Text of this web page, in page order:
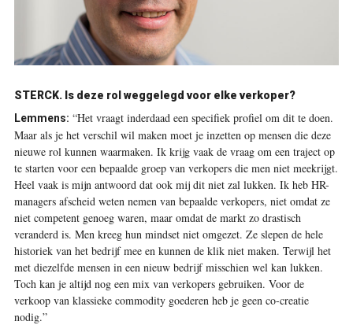
STERCK. Is deze rol weggelegd voor elke verkoper?
Lemmens: “Het vraagt inderdaad een specifiek profiel om dit te doen.
Maar als je het verschil wil maken moet je inzetten op mensen die deze
nieuwe rol kunnen waarmaken. Ik krijg vaak de vraag om een traject op
te starten voor een bepaalde groep van verkopers die men niet meekrijgt.
Heel vaak is mijn antwoord dat ook mij dit niet zal lukken. Ik heb HR-
managers afscheid weten nemen van bepaalde verkopers, niet omdat ze
niet competent genoeg waren, maar omdat de markt zo drastisch
veranderd is. Men kreeg hun mindset niet omgezet. Ze slepen de hele
historiek van het bedrijf mee en kunnen de klik niet maken. Terwijl het
met diezelfde mensen in een nieuw bedrijf misschien wel kan lukken.
Toch kan je altijd nog een mix van verkopers gebruiken. Voor de
verkoop van klassieke commodity goederen heb je geen co-creatie
nodig.”